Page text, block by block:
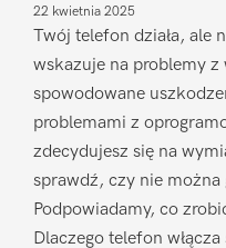
22 kwietnia 2025
Twój telefon działa, ale
wskazuje na problemy
spowodowane
problemami z
zdecydujesz się na
sprawdź, czy nie można
Podpowiadamy, co
Dlaczego telefon